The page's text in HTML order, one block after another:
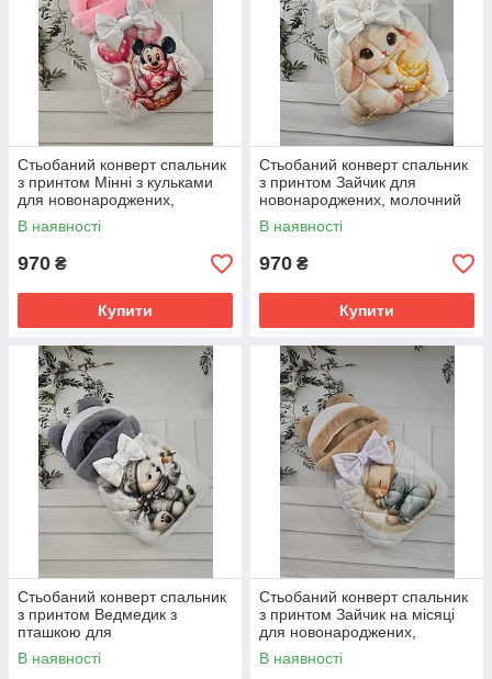
Стьобаний конверт спальник
з принтом Мінні з кульками
для новонароджених,
рожевий
В наявності
970 ₴
Купити
Стьобаний конверт спальник
з принтом Зайчик для
новонароджених, молочний
В наявності
970 ₴
Купити
Стьобаний конверт спальник
з принтом Ведмедик з
пташкою для
новонароджених, сірий
В наявності
Стьобаний конверт спальник
з принтом Зайчик на місяці
для новонароджених,
бежевий
В наявності